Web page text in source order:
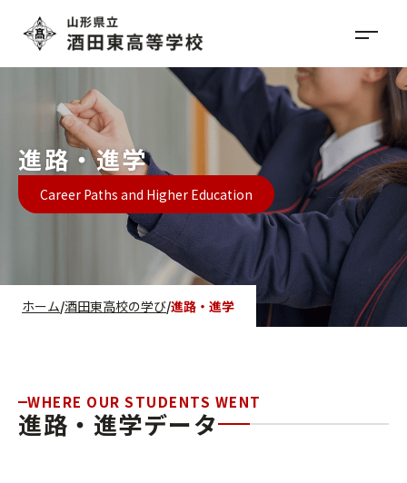
進路・進学
Career Paths and Higher Education
ホーム 酒田東高校の学び 進路・進学
WHERE OUR STUDENTS WENT
進路・進学データ